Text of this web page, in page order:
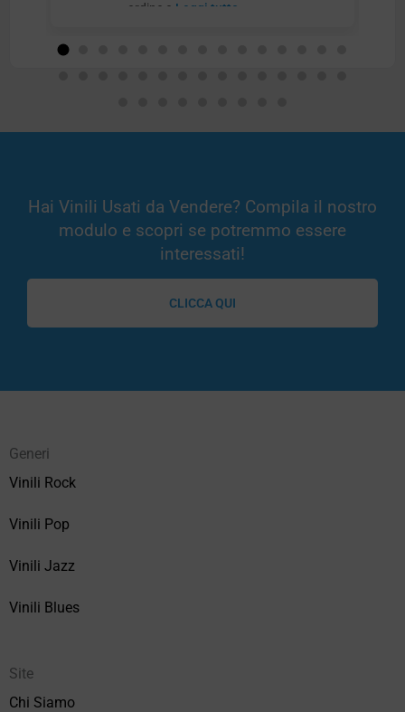
ordine e Leggi tutto
Hai Vinili Usati da Vendere? Compila il nostro
modulo e scopri se potremmo essere
interessati!
CLICCA QUI
Generi
Vinili Rock
Vinili Pop
Vinili Jazz
Vinili Blues
Site
Chi Siamo